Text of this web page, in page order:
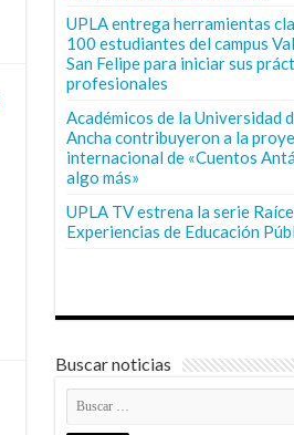
UPLA entrega herramientas
100 estudiantes del campus
San Felipe para iniciar sus
profesionales
Académicos de la Universidad
Ancha contribuyeron a la
internacional de «Cuentos
algo más»
UPLA TV estrena la serie
Experiencias de Educación
Buscar noticias